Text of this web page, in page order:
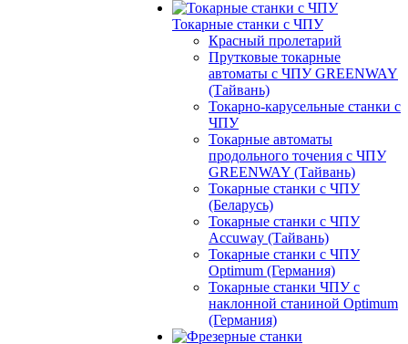
Токарные станки с ЧПУ
Красный пролетарий
Прутковые токарные
автоматы с ЧПУ GREENWAY
(Тайвань)
Токарно-карусельные станки с
ЧПУ
Токарные автоматы
продольного точения с ЧПУ
GREENWAY (Тайвань)
Токарные станки с ЧПУ
(Беларусь)
Токарные станки с ЧПУ
Accuway (Тайвань)
Токарные станки с ЧПУ
Optimum (Германия)
Токарные станки ЧПУ с
наклонной станиной Optimum
(Германия)